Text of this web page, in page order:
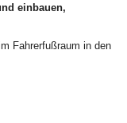
einbauen,
Fahrerfußraum in den